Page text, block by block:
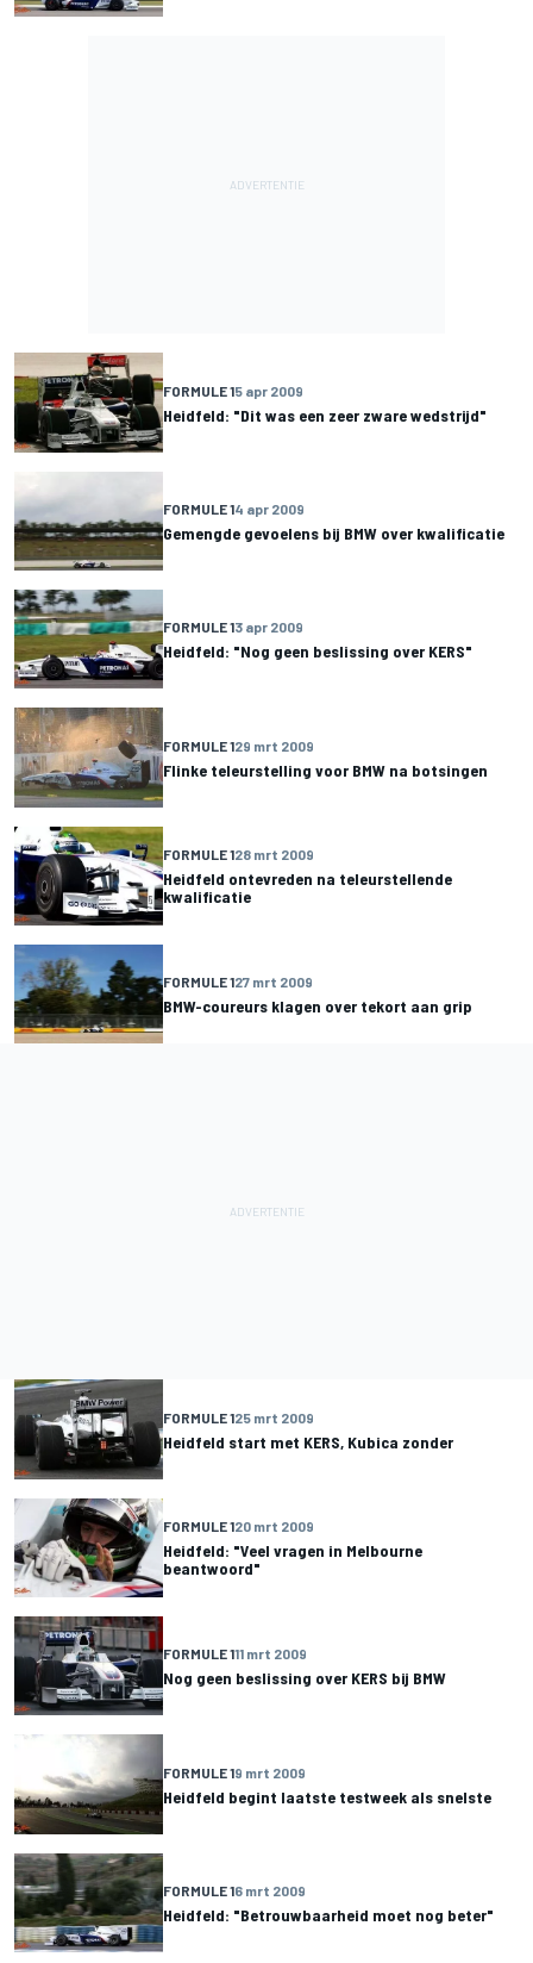
FORMULE 15 apr 2009
Heidfeld: "Dit was een zeer zware wedstrijd"
FORMULE 14 apr 2009
Gemengde gevoelens bij BMW over kwalificatie
FORMULE 13 apr 2009
Heidfeld: "Nog geen beslissing over KERS"
FORMULE 129 mrt 2009
Flinke teleurstelling voor BMW na botsingen
FORMULE 128 mrt 2009
Heidfeld ontevreden na teleurstellende
kwalificatie
FORMULE 127 mrt 2009
BMW-coureurs klagen over tekort aan grip
FORMULE 125 mrt 2009
Heidfeld start met KERS, Kubica zonder
FORMULE 120 mrt 2009
Heidfeld: "Veel vragen in Melbourne
beantwoord"
FORMULE 111 mrt 2009
Nog geen beslissing over KERS bij BMW
FORMULE 19 mrt 2009
Heidfeld begint laatste testweek als snelste
FORMULE 16 mrt 2009
Heidfeld: "Betrouwbaarheid moet nog beter"